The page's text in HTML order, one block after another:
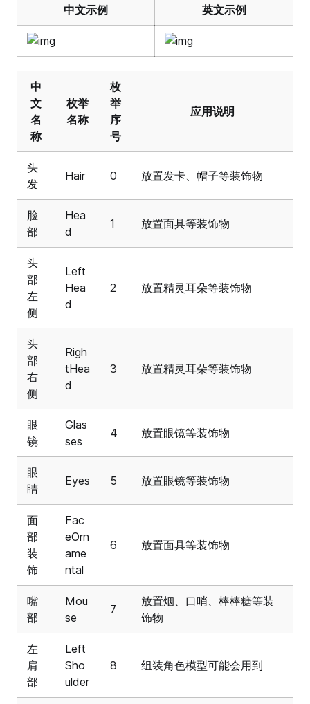
中文示例 英文示例
中
文
名
称
枚举
名称
枚
举
序
号
应用说明
头
发
Hair 0 放置发卡、帽子等装饰物
脸
部
Hea
d
1 放置面具等装饰物
头
部
左
侧
Left
Hea
d
2 放置精灵耳朵等装饰物
头
部
右
侧
Righ
tHea
d
3 放置精灵耳朵等装饰物
眼
镜
Glas
ses
4 放置眼镜等装饰物
眼
睛
Eyes 5 放置眼镜等装饰物
面
部
装
饰
Fac
eOrn
ame
ntal
6 放置面具等装饰物
嘴
部
Mou
se
7
放置烟、口哨、棒棒糖等装
饰物
左
肩
部
Left
Sho
ulder
8 组装角色模型可能会用到